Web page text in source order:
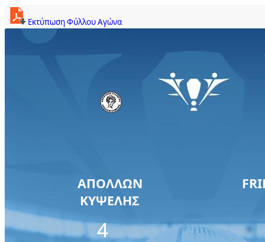
Εκτύπωση Φύλλου Αγώνα
ΑΠΟΛΛΩΝ
ΚΥΨΕΛΗΣ
4